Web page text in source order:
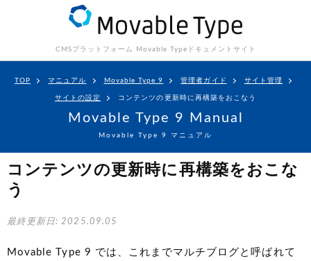
CMSプラットフォーム Movable Type ドキュメントサイト
TOP マニュアル Movable Type 9 管理者ガイド サイト管理
サイトの設定 コンテンツの更新時に再構築をおこなう
Movable Type 9 Manual
Movable Type 9 マニュアル
コンテンツの更新時に再構築をおこな
う
最終更新日: 2025.09.05
Movable Type 9 では、これまでマルチブログと呼ばれて